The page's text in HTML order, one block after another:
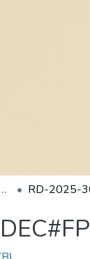
de mayo de 2025